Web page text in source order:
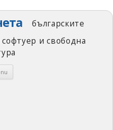
българските
и свободна
Skip